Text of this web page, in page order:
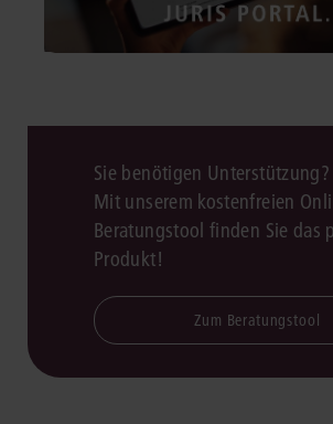
Sie benötigen Unterstützung?
Mit unserem kostenfreien
Beratungstool finden Sie das
Produkt!
Zum Beratungstool